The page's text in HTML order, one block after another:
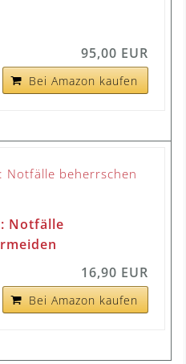
95,00 EUR
Bei Amazon kaufen
Notfälle
16,90 EUR
Bei Amazon kaufen